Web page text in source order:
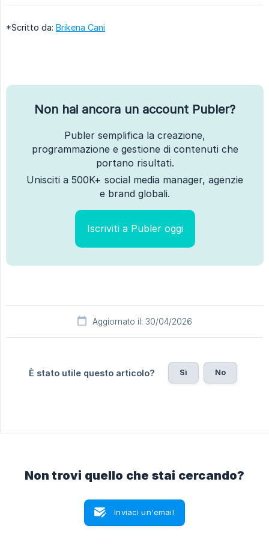
*Scritto da: Brikena Cani
Non hai ancora un account Publer?
Publer semplifica la creazione,
programmazione e gestione di contenuti che
portano risultati.
Unisciti a 500K+ social media manager, agenzie
e brand globali.
Iscriviti a Publer oggi
Aggiornato il: 30/04/2026
È stato utile questo articolo? Sì No
Non trovi quello che stai cercando?
Inviaci un'email